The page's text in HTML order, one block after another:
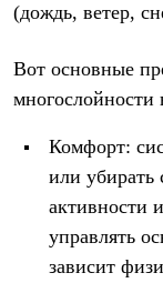
Утепленная
Штормовая одежда
Куртки
Куртки
Брюки
Лёгкая одежда
Рубашки
Толстовки
Брюки
(дождь, ветер,
Вот основные
многослойности
Комфорт:
или убирать
активности
управлять
зависит